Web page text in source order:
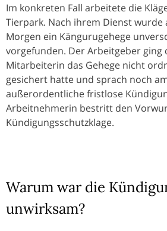
Im konkreten Fall arbeitete die
Tierpark. Nach ihrem Dienst wurde
Morgen ein Kängurugehege
vorgefunden. Der Arbeitgeber ging
Mitarbeiterin das Gehege nicht
gesichert hatte und sprach noch
außerordentliche fristlose
Arbeitnehmerin bestritt den
Kündigungsschutzklage.
Warum war die
unwirksam?